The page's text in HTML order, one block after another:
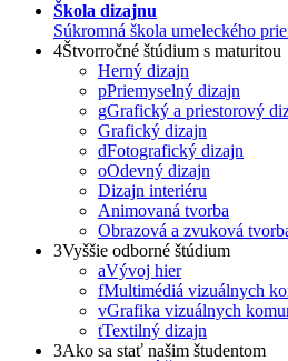
Škola dizajnu
Súkromná škola umeleckého
4Štvorročné štúdium s maturitou
Herný dizajn
pPriemyselný dizajn
gGrafický a priestorový
Grafický dizajn
dFotografický dizajn
oOdevný dizajn
Dizajn interiéru
Animovaná tvorba
Obrazová a zvuková
3Vyššie odborné štúdium
aVývoj hier
fMultimédiá vizuálnych
vGrafika vizuálnych
tTextilný dizajn
3Ako sa stať našim študentom